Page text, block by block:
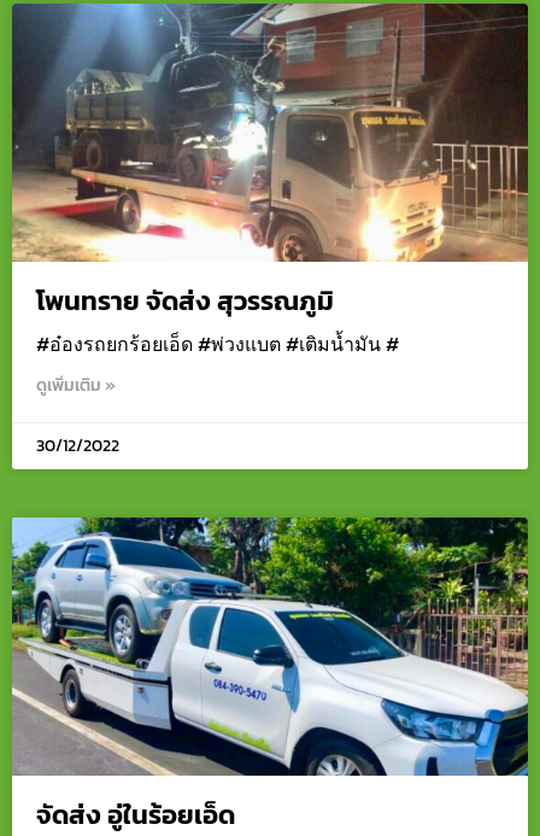
โพนทราย จัดส่ง สุวรรณภูมิ
#อ๋องรถยกร้อยเอ็ด #พ่วงแบต #เติมน้ำมัน #
ดูเพิ่มเติม »
30/12/2022
จัดส่ง อู่ในร้อยเอ็ด